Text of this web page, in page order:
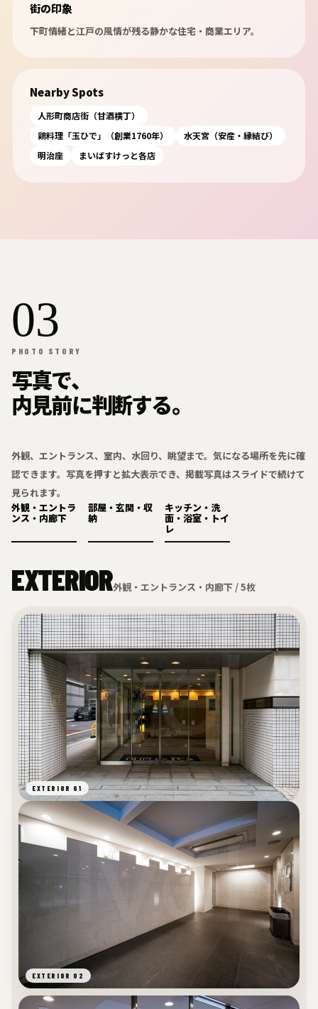
街の印象
下町情緒と江戸の風情が残る静かな住宅・商業エリア。
Nearby Spots
人形町商店街（甘酒横丁）
鶏料理「玉ひで」（創業1760年）
水天宮（安産・縁結び）
明治座
まいばすけっと各店
03
PHOTO STORY
写真で、
内見前に判断する。
外観、エントランス、室内、水回り、眺望まで。気になる場所を先に確
認できます。写真を押すと拡大表示でき、掲載写真はスライドで続けて
見られます。
外観・エントラ
ンス・内廊下
部屋・玄関・収
納
キッチン・洗
面・浴室・トイ
レ
EXTERIOR外観・エントランス・内廊下 / 5枚
EXTERIOR 01
EXTERIOR 02